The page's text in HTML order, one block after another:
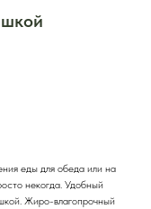
еды для обеда или на
некогда. Удобный
Жиро-влагопрочный